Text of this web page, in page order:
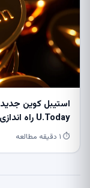
استیبل کوین جدید
U.Today راه اندازی می شود
⏱ ۱ دقیقه مطالعه